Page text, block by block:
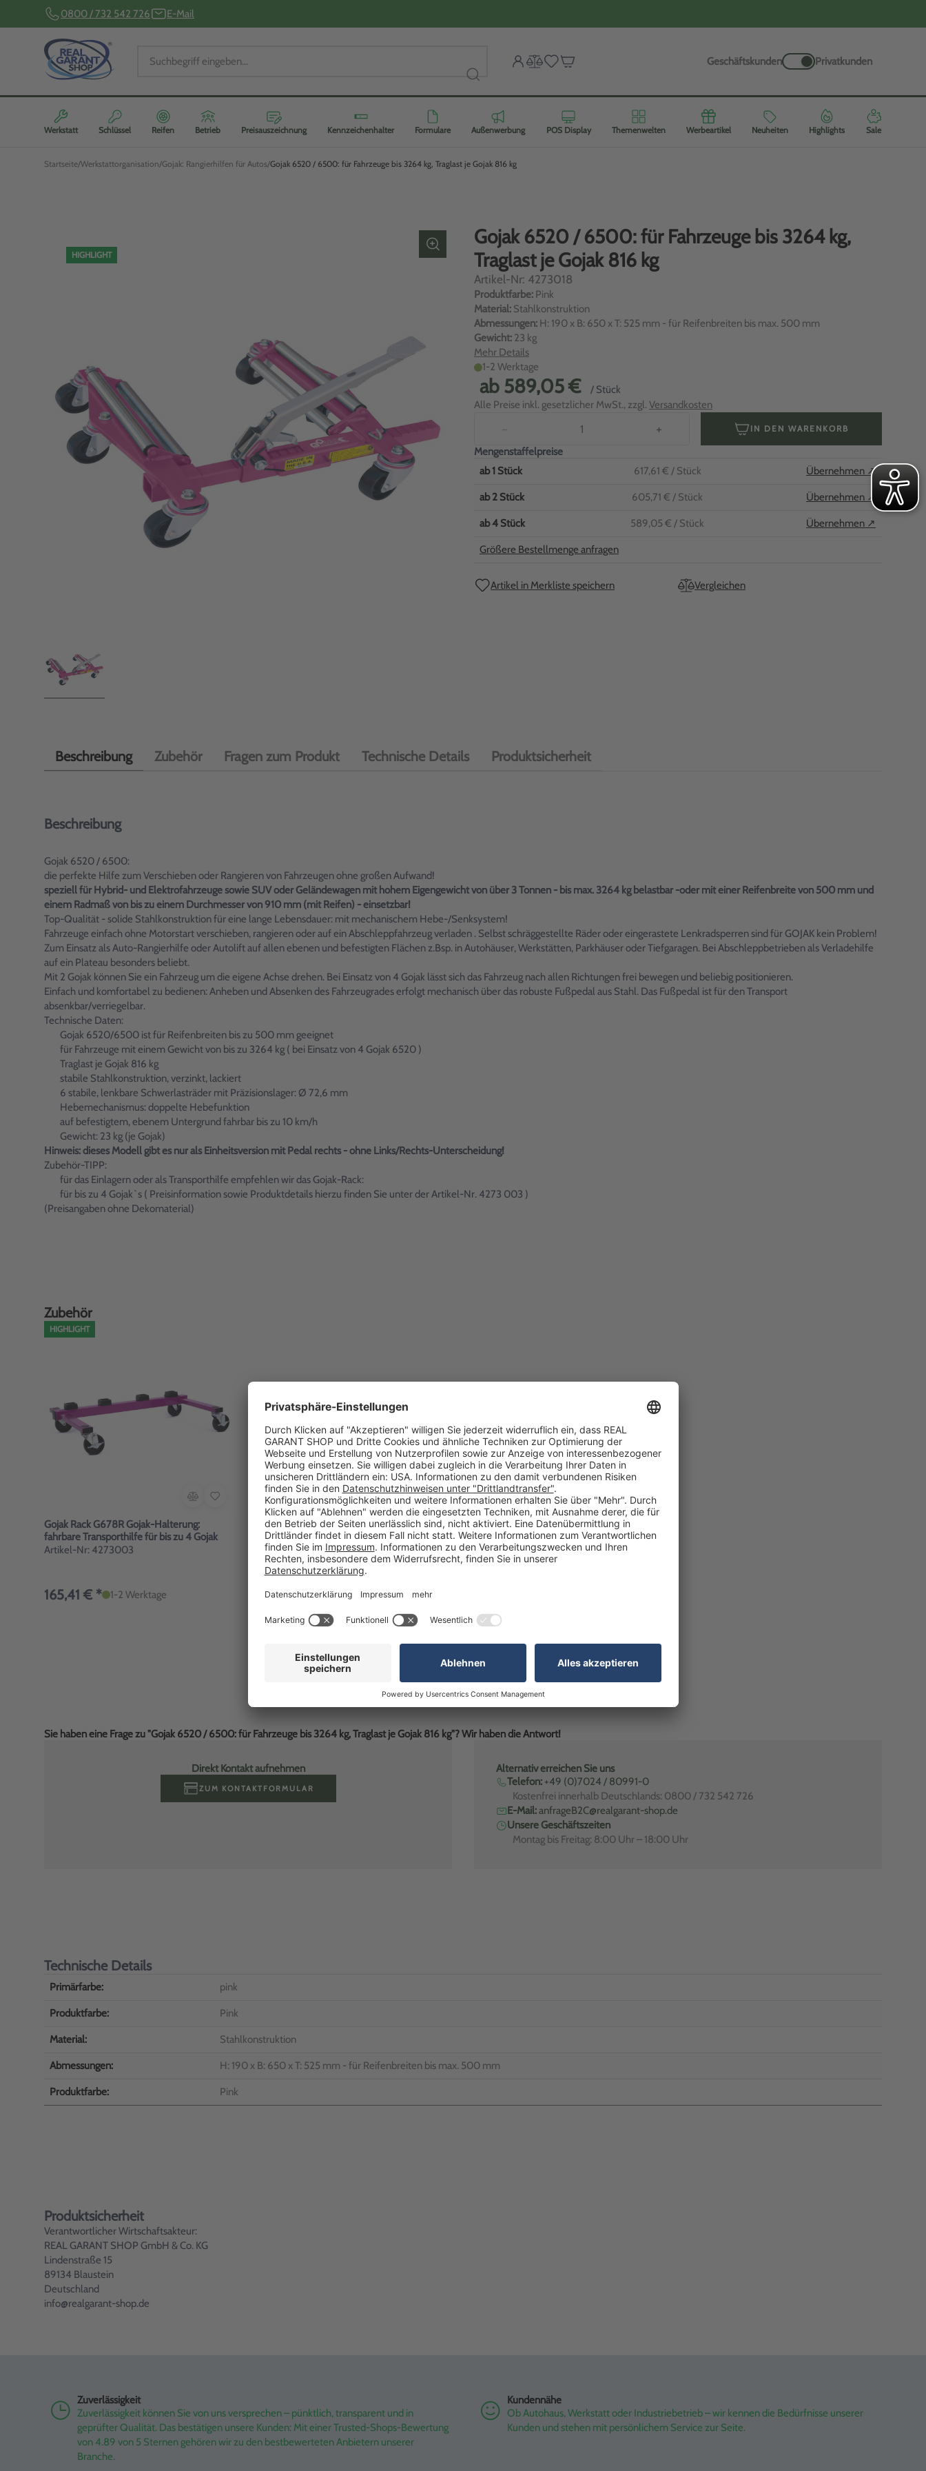
0800 / 732 542 726 E-Mail
Geschäftskunden Privatkunden
Werkstatt Schlüssel Reifen Betrieb Preisauszeichnung Kennzeichenhalter Formulare Außenwerbung POS Display Themenwelten Werbeartikel Neuheiten Highlights Sale
Startseite Werkstattorganisation Gojak: Rangierhilfen für Autos Gojak 6520 / 6500: für Fahrzeuge bis 3264 kg, Traglast je Gojak 816 kg
HIGHLIGHT
Gojak 6520 / 6500: für Fahrzeuge bis 3264 kg,
Traglast je Gojak 816 kg
Artikel-Nr: 4273018
Produktfarbe: Pink
Material: Stahlkonstruktion
Abmessungen: H: 190 x B: 650 x T: 525 mm - für Reifenbreiten bis max. 500 mm
Gewicht: 23 kg
Mehr Details
1-2 Werktage
ab 589,05 €
/ Stück
Alle Preise inkl. gesetzlicher MwSt., zzgl. Versandkosten
− + IN DEN WARENKORB
Mengenstaffelpreise
ab1 Stück 617,61 € / Stück Übernehmen ↗
ab2 Stück 605,71 € / Stück Übernehmen ↗
ab4 Stück 589,05 € / Stück Übernehmen ↗
Größere Bestellmenge anfragen
Artikel in Merkliste speichern Vergleichen
Beschreibung Zubehör Fragen zum Produkt Technische Details Produktsicherheit
Beschreibung
Gojak 6520 / 6500:
die perfekte Hilfe zum Verschieben oder Rangieren von Fahrzeugen ohne großen Aufwand!
speziell für Hybrid- und Elektrofahrzeuge sowie SUV oder Geländewagen mit hohem Eigengewicht von über 3 Tonnen - bis max. 3264 kg belastbar -oder mit einer Reifenbreite von 500 mm und
einem Radmaß von bis zu einem Durchmesser von 910 mm (mit Reifen) - einsetzbar!
Top-Qualität - solide Stahlkonstruktion für eine lange Lebensdauer: mit mechanischem Hebe-/Senksystem!
Fahrzeuge einfach ohne Motorstart verschieben, rangieren oder auf ein Abschleppfahrzeug verladen . Selbst schräggestellte Räder oder eingerastete Lenkradsperren sind für GOJAK kein Problem!
Zum Einsatz als Auto-Rangierhilfe oder Autolift auf allen ebenen und befestigten Flächen z.Bsp. in Autohäuser, Werkstätten, Parkhäuser oder Tiefgaragen. Bei Abschleppbetrieben als Verladehilfe
auf ein Plateau besonders beliebt.
Mit 2 Gojak können Sie ein Fahrzeug um die eigene Achse drehen. Bei Einsatz von 4 Gojak lässt sich das Fahrzeug nach allen Richtungen frei bewegen und beliebig positionieren.
Einfach und komfortabel zu bedienen: Anheben und Absenken des Fahrzeugrades erfolgt mechanisch über das robuste Fußpedal aus Stahl. Das Fußpedal ist für den Transport
absenkbar/verriegelbar.
Technische Daten:
Gojak 6520/6500 ist für Reifenbreiten bis zu 500 mm geeignet
für Fahrzeuge mit einem Gewicht von bis zu 3264 kg ( bei Einsatz von 4 Gojak 6520 )
Traglast je Gojak 816 kg
stabile Stahlkonstruktion, verzinkt, lackiert
6 stabile, lenkbare Schwerlasträder mit Präzisionslager: Ø 72,6 mm
Hebemechanismus: doppelte Hebefunktion
auf befestigtem, ebenem Untergrund fahrbar bis zu 10 km/h
Gewicht: 23 kg (je Gojak)
Hinweis: dieses Modell gibt es nur als Einheitsversion mit Pedal rechts - ohne Links/Rechts-Unterscheidung!
Zubehör-TIPP:
für das Einlagern oder als Transporthilfe empfehlen wir das Gojak-Rack:
für bis zu 4 Gojak`s ( Preisinformation sowie Produktdetails hierzu finden Sie unter der Artikel-Nr. 4273 003 )
(Preisangaben ohne Dekomaterial)
Zubehör
HIGHLIGHT
Gojak Rack G678R Gojak-Halterung:
fahrbare Transporthilfe für bis zu 4 Gojak
Artikel-Nr: 4273003
165,41 € * 1-2 Werktage
Sie haben eine Frage zu "Gojak 6520 / 6500: für Fahrzeuge bis 3264 kg, Traglast je Gojak 816 kg"? Wir haben die Antwort!
Direkt Kontakt aufnehmen
ZUM KONTAKTFORMULAR
Alternativ erreichen Sie uns
Telefon: +49 (0)7024 / 80991-0
Kostenfrei innerhalb Deutschlands: 0800 / 732 542 726
E-Mail:anfrageB2C@realgarant-shop.de
Unsere Geschäftszeiten
Montag bis Freitag: 8:00 Uhr – 18:00 Uhr
Technische Details
Primärfarbe: pink
Produktfarbe: Pink
Material: Stahlkonstruktion
Abmessungen: H: 190 x B: 650 x T: 525 mm - für Reifenbreiten bis max. 500 mm
Produktfarbe: Pink
Produktsicherheit
Verantwortlicher Wirtschaftsakteur:
REAL GARANT SHOP GmbH & Co. KG
Lindenstraße 15
89134 Blaustein
Deutschland
info@realgarant-shop.de
Zuverlässigkeit
Zuverlässigkeit können Sie von uns versprechen – pünktlich, transparent und in
geprüfter Qualität. Das bestätigen unsere Kunden: Mit einer Trusted-Shops-Bewertung
von 4.89 von 5 Sternen gehören wir zu den bestbewerteten Anbietern unserer
Branche.
Kundennähe
Ob Autohaus, Werkstatt oder Industriebetrieb – wir kennen die Bedürfnisse unserer
Kunden und stehen mit persönlichem Service zur Seite.